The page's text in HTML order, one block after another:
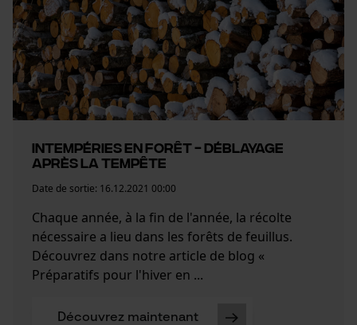
Intempéries en forêt - Déblayage
après la tempête
Date de sortie: 16.12.2021 00:00
Chaque année, à la fin de l'année, la récolte
nécessaire a lieu dans les forêts de feuillus.
Découvrez dans notre article de blog «
Préparatifs pour l'hiver en ...
Découvrez maintenant